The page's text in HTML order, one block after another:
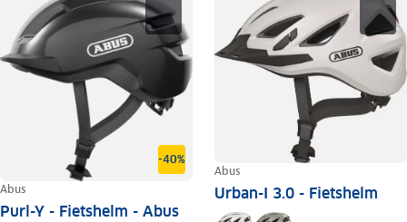
-40%
Abus
Purl-Y - Fietshelm - Abus
Abus
Urban-I 3.0 - Fietshelm